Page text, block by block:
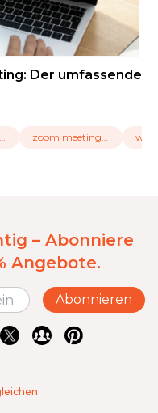
Der umfassende
wie funktioniert zoom zoom meeting beitreten was
– Abonniere
Angebote.
Abonnieren